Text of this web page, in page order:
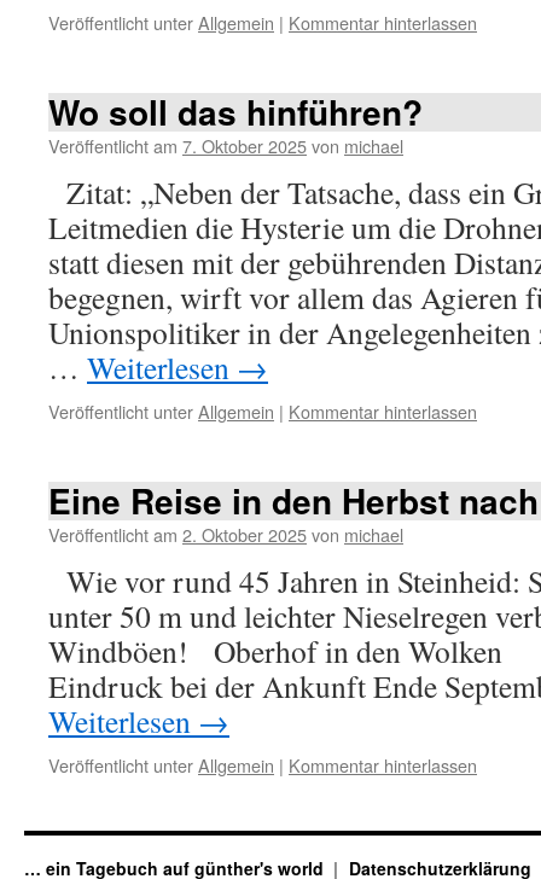
Veröffentlicht unterAllgemein | Kommentar hinterlassen
Wo soll das hinführen?
Veröffentlicht am 7. Oktober 2025von michael
Zitat: „Neben der Tatsache, dass ein
Leitmedien die Hysterie um die
statt diesen mit der gebührenden
begegnen, wirft vor allem das Agieren
Unionspolitiker in der Angelegenheiten
… Weiterlesen →
Veröffentlicht unterAllgemein | Kommentar hinterlassen
Eine Reise in den Herbst
Veröffentlicht am 2. Oktober 2025von michael
Wie vor rund 45 Jahren in Steinheid:
unter 50 m und leichter Nieselregen
Windböen! Oberhof in den Wolken
Eindruck bei der Ankunft Ende
Weiterlesen →
Veröffentlicht unterAllgemein | Kommentar hinterlassen
… ein Tagebuch auf günther's world Datenschutzerklärung